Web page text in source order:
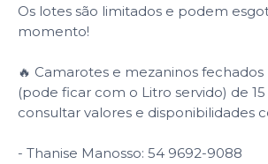
Os lotes são limitados e podem
momento!
🔥 Camarotes e mezaninos
(pode ficar com o Litro servido) de 15
consultar valores e disponibilidades
- Thanise Manosso: 54 9692-9088